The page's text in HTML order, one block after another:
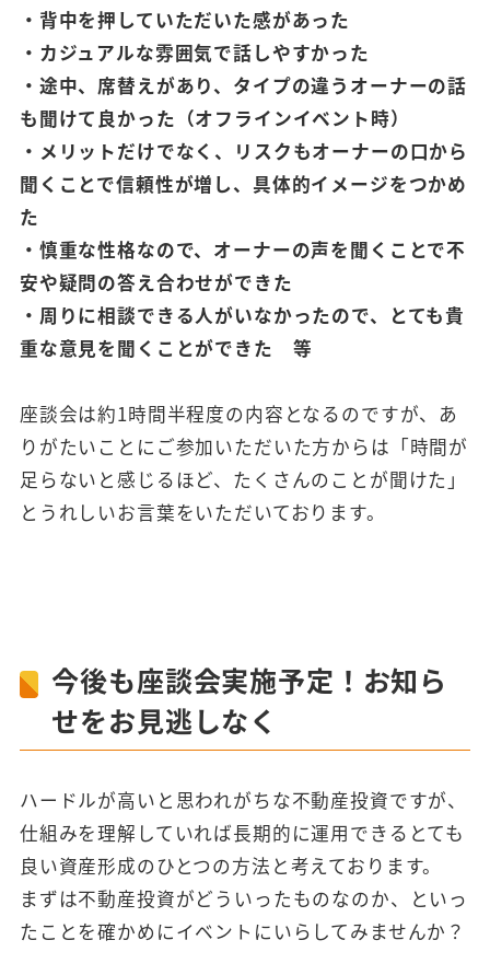
・背中を押していただいた感があった
・カジュアルな雰囲気で話しやすかった
・途中、席替えがあり、タイプの違うオーナーの話
も聞けて良かった（オフラインイベント時）
・メリットだけでなく、リスクもオーナーの口から
聞くことで信頼性が増し、具体的イメージをつかめ
た
・慎重な性格なので、オーナーの声を聞くことで不
安や疑問の答え合わせができた
・周りに相談できる人がいなかったので、とても貴
重な意見を聞くことができた 等
座談会は約1時間半程度の内容となるのですが、あ
りがたいことにご参加いただいた方からは「時間が
足らないと感じるほど、たくさんのことが聞けた」
とうれしいお言葉をいただいております。
今後も座談会実施予定！お知ら
せをお見逃しなく
ハードルが高いと思われがちな不動産投資ですが、
仕組みを理解していれば長期的に運用できるとても
良い資産形成のひとつの方法と考えております。
まずは不動産投資がどういったものなのか、といっ
たことを確かめにイベントにいらしてみませんか？